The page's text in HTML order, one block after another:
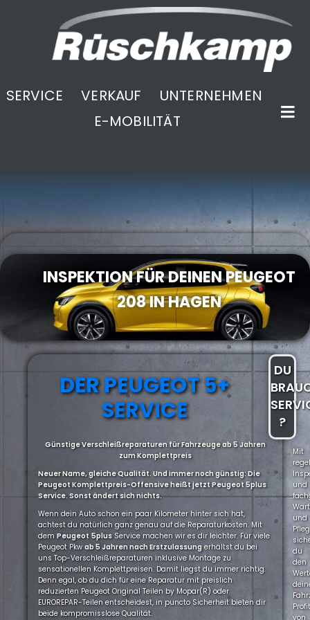
SERVICE VERKAUF
UNTERNEHMEN
E-MOBILITÄT
.
INSPEKTION FÜR DEINEN PEUGEOT
208 IN HAGEN
DER PEUGEOT 5+
SERVICE
Günstige Verschleißreparaturen für Fahrzeuge ab 5 Jahren
zum Komplettpreis
Neuer Name, gleiche Qualität. Und immer noch günstig: Die
Peugeot Komplettpreis-Offensive heißt jetzt Peugeot 5plus
Service. Sonst ändert sich nichts.
Wenn dein Auto schon ein paar Kilometer hinter sich hat,
achtest du natürlich ganz genau auf die Reparaturkosten. Mit
dem Peugeot 5plusService machen wir es dir leichter. Für viele
Peugeot Pkwab 5 Jahren nach Erstzulassungerhältst du bei
uns Top-Verschleißreparaturen inklusive Montage zu
sensationellen Komplettpreisen. Damit liegst du immer richtig.
Denn egal, ob du dich für eine Reparatur mit preislich
reduzierten Peugeot Original Teilen by Mopar(R) oder
EUROREPAR-Teilen entscheidest, in puncto Sicherheit bieten dir
beide kompromisslose Qualität.
DU
?
Mit
und
und
du
den
von